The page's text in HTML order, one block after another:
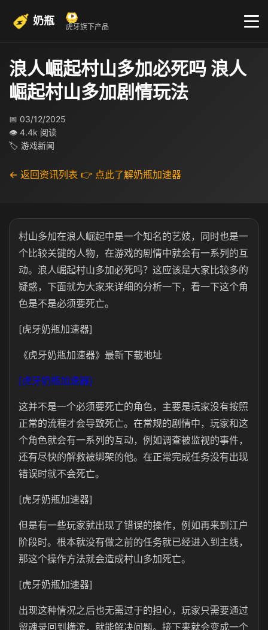
奶瓶 虎牙旗下产品
浪人崛起村山多加必死吗 浪人
崛起村山多加剧情玩法
📅 03/12/2025
👁 4.4k 阅读
🏷 游戏新闻
← 返回资讯列表 👉 点此了解奶瓶加速器
村山多加在浪人崛起中是一个知名的艺妓，同时也是一
个比较关键的人物，在游戏的剧情中就会有一系列的互
动。浪人崛起村山多加必死吗？这应该是大家比较多的
疑惑，下面就为大家来详细的分析一下，看一下这个角
色是不是必须要死亡。
[虎牙奶瓶加速器]
《虎牙奶瓶加速器》最新下载地址
[虎牙奶瓶加速器]
这并不是一个必须要死亡的角色，主要是玩家没有按照
正常的流程才会导致死亡。在常规的剧情中，玩家和这
个角色就会有一系列的互动，例如调查被监视的事件，
还有尽快的解救被绑架的他。在正常完成任务没有出现
错误时就不会死亡。
[虎牙奶瓶加速器]
但是有一些玩家就出现了错误的操作，例如再来到江户
阶段时。根本就没有做之前的任务就已经进入到主线，
那这个操作方法就会造成村山多加死亡。
[虎牙奶瓶加速器]
出现这种情况之后也无需过于的担心，玩家只需要通过
留魂录回到横滨，就能解决问题。接下来就会变成一个